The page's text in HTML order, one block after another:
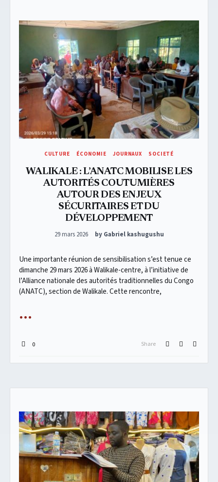
CULTURE ÉCONOMIE JOURNAUX SOCIETÉ
WALIKALE : L’ANATC MOBILISE LES
AUTORITÉS COUTUMIÈRES
AUTOUR DES ENJEUX
SÉCURITAIRES ET DU
DÉVELOPPEMENT
Posted on
29 mars 2026 by Gabriel kashugushu
Une importante réunion de sensibilisation s’est tenue ce
dimanche 29 mars 2026 à Walikale-centre, à l’initiative de
l’Alliance nationale des autorités traditionnelles du Congo
(ANATC), section de Walikale. Cette rencontre,
0 Share